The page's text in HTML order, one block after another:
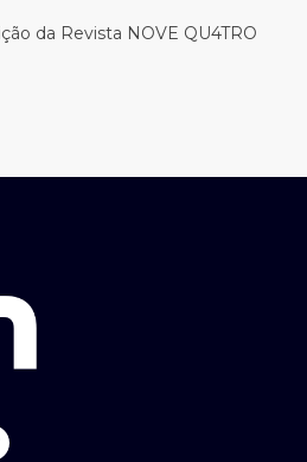
da Revista NOVE QU4TRO